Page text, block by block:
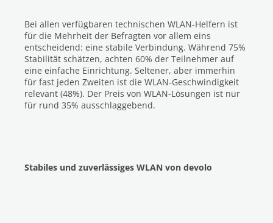
Bei allen verfügbaren technischen WLAN-Helfern ist
für die Mehrheit der Befragten vor allem eins
entscheidend: eine stabile Verbindung. Während 75%
Stabilität schätzen, achten 60% der Teilnehmer auf
eine einfache Einrichtung. Seltener, aber immerhin
für fast jeden Zweiten ist die WLAN-Geschwindigkeit
relevant (48%). Der Preis von WLAN-Lösungen ist nur
für rund 35% ausschlaggebend.
Stabiles und zuverlässiges WLAN von devolo